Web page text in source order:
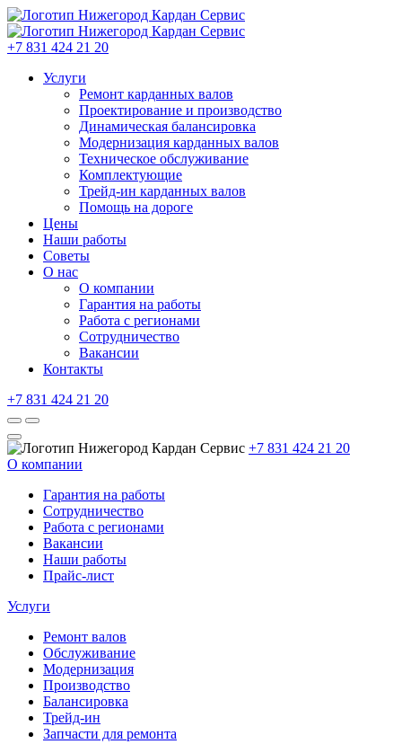
+7 831 424 21 20
Услуги
Ремонт карданных валов
Проектирование и производство
Динамическая балансировка
Модернизация карданных валов
Техническое обслуживание
Комплектующие
Трейд-ин карданных валов
Помощь на дороге
Цены
Наши работы
Советы
О нас
О компании
Гарантия на работы
Работа с регионами
Сотрудничество
Вакансии
Контакты
+7 831 424 21 20
+7 831 424 21 20
О компании
Гарантия на работы
Сотрудничество
Работа с регионами
Вакансии
Наши работы
Прайс-лист
Услуги
Ремонт валов
Обслуживание
Модернизация
Производство
Балансировка
Трейд-ин
Запчасти для ремонта